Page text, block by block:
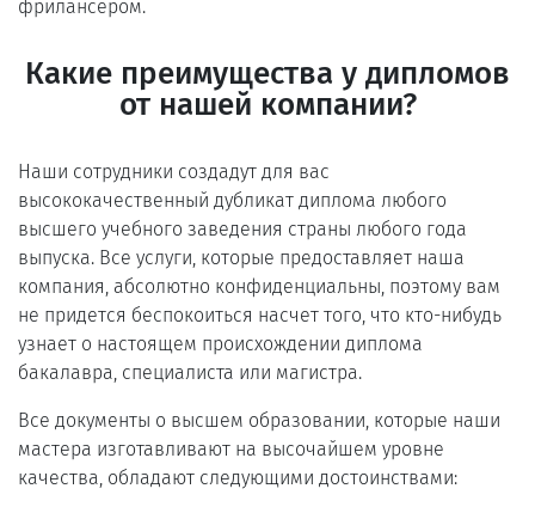
фрилансером.
Какие преимущества у дипломов
от нашей компании?
Наши сотрудники создадут для вас
высококачественный дубликат диплома любого
высшего учебного заведения страны любого года
выпуска. Все услуги, которые предоставляет наша
компания, абсолютно конфиденциальны, поэтому вам
не придется беспокоиться насчет того, что кто-нибудь
узнает о настоящем происхождении диплома
бакалавра, специалиста или магистра.
Все документы о высшем образовании, которые наши
мастера изготавливают на высочайшем уровне
качества, обладают следующими достоинствами: